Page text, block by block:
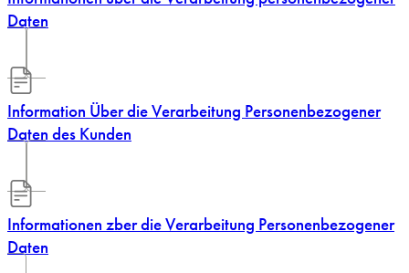
Daten
Information Über die Verarbeitung Personenbezogener
Daten des Kunden
Informationen zber die Verarbeitung Personenbezogener
Daten